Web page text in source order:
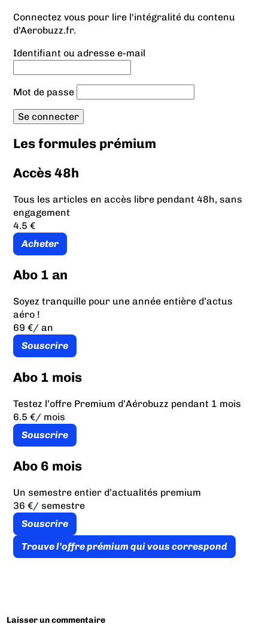
Connectez vous pour lire l'intégralité du contenu
d'Aerobuzz.fr.
Identifiant ou adresse e-mail
Mot de passe
Les formules prémium
Accès 48h
Tous les articles en accès libre pendant 48h, sans
engagement
4.5 €
Acheter
Abo 1 an
Soyez tranquille pour une année entière d’actus
aéro !
69 €/ an
Souscrire
Abo 1 mois
Testez l’offre Premium d’Aérobuzz pendant 1 mois
6.5 €/ mois
Souscrire
Abo 6 mois
Un semestre entier d’actualités premium
36 €/ semestre
Souscrire
Trouve l’offre prémium qui vous correspond
Laisser un commentaire